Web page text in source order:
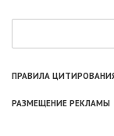
ПРАВИЛА
РАЗМЕЩЕНИЕ РЕКЛАМЫ